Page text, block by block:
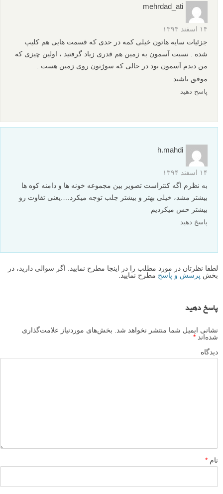
mehrdad_ati
۱۴ اسفند ۱۳۹۴
جزئیات سایه هاتون خیلی کمه در حدی که قسمت هایی هم کلیپ
شده . نسبت آسمون به زمین هم قدری زیاد گرفتید ، اولین چیزی که
من دیدم آسمون بود در حالی که سوژتون روی زمین هست .
موفق باشید
پاسخ دهید
h.mahdi
۱۴ اسفند ۱۳۹۴
به نظرم اگه کنتراست تصویر بین مجموعه خونه ها و دامنه کوه ها
بیشتر مشد، خیلی بهتر و بیشتر جلب توجه میکرد….یعنی تفاوت رو
بیشتر حس میکردیم
پاسخ دهید
لطفا نظرتان در مورد مطلب را در اینجا مطرح نمایید. اگر سوالی دارید، در
بخش پرسش و پاسخ مطرح نمایید.
پاسخ دهید
نشانی ایمیل شما منتشر نخواهد شد. بخش‌های موردنیاز علامت‌گذاری
شده‌اند *
دیدگاه
نام *